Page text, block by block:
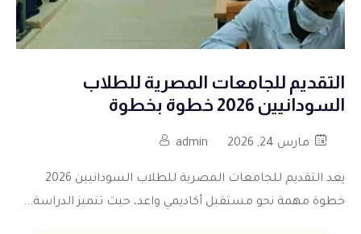
التقديم للجامعات المصرية للطلاب
السودانيين 2026 خطوة بخطوة
مارس 24, 2026 admin
يعد التقديم للجامعات المصرية للطلاب السودانيين 2026
خطوة مهمة نحو مستقبل أكاديمي واعد، حيث تتميز الدراسة...